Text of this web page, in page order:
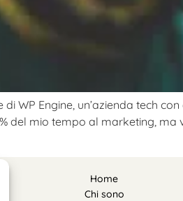
WP Engine, un’azienda tech
del mio tempo al marketing,
Home
Chi sono